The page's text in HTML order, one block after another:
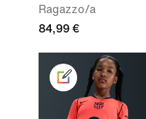
Ragazzo/a
84,99 €